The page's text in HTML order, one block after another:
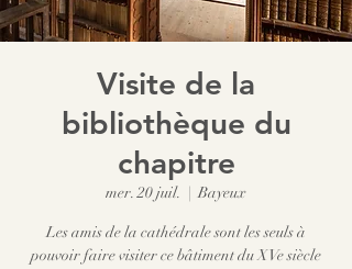
Visite de la
bibliothèque du
chapitre
mer. 20 juil.
  |
Bayeux
Les amis de la cathédrale sont les seuls à
pouvoir faire visiter ce bâtiment du XVe siècle